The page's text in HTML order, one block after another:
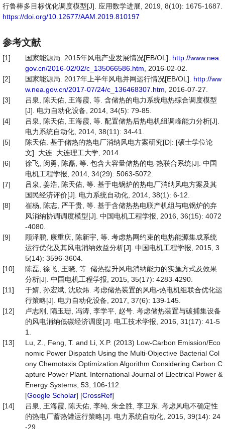
行鲁棒多目标优化调度模型[J]. 应用数学进展, 2019, 8(10): 1675-1687.
https://doi.org/10.12677/AAM.2019.810197
参考文献
[1] 国家能源局. 2015年风电产业发展情况[EB/OL]. http://www.nea.
gov.cn/2016-02/02/c_135066586.htm , 2016-02-02.
[2]
国家能源局. 2017年上半年风电并网运行情况[EB/OL]. http://ww
w.nea.gov.cn/2017-07/24/c_136468307.htm , 2016-07-27.
[3]
吕泉, 陈天佑, 王海霞, 等. 含储热的电力系统电热综合调度模型
[J]. 电力自动化设备, 2014, 34(5): 79-85.
[4]
吕泉, 陈天佑, 王海霞, 等. 配置储热后热电机组调峰能力分析[J].
电力系统自动化, 2014, 38(11): 34-41.
[5]
陈天佑. 基于储热的热电厂消纳风电方案研究[D]: [硕士学位论
文]. 大连: 大连理工大学, 2014.
[6]
徐飞, 闵勇, 陈磊, 等. 包含大容量储热的电-热联合系统[J]. 中国
电机工程学报, 2014, 34(29): 5063-5072.
[7]
吕泉, 姜浩, 陈天佑, 等. 基于电锅炉的热电厂消纳风电方案及其
国民经济评价[J]. 电力系统自动化, 2014, 38(1): 6-12.
[8]
崔杨, 陈志, 严干贵, 等. 基于含储热热电联产机组与电锅炉的弃
风消纳协调调度模型[J]. 中国电机工程学报, 2016, 36(15): 4072
-4080.
[9]
顾泽鹏, 康重庆, 陈新宇, 等. 考虑热网约束的电热能源集成系统
运行优化及其风电消纳效益分析[J]. 中国电机工程学报, 2015, 3
5(14): 3596-3604.
[10]
陈磊, 徐飞, 王晓, 等. 储热提升风电消纳能力的实施方式及效果
分析[J]. 中国电机工程学报, 2015, 35(17): 4283-4290.
[11]
于婧, 孙宏斌, 沈欣炜. 考虑储热装置的风电-热电机组联合优化运
行策略[J]. 电力自动化设备, 2017, 37(6): 139-145.
[12]
卢志刚, 隋玉珊, 冯涛, 李学平, 赵号. 考虑储热装置与碳捕集设备
的风电消纳低碳经济调度[J]. 电工技术学报, 2016, 31(17): 41-5
1.
[13]
Lu, Z., Feng, T. and Li, X.P. (2013) Low-Carbon Emission/Eco
nomic Power Dispatch Using the Multi-Objective Bacterial Col
ony Chemotaxis Optimization Algorithm Considering Carbon C
apture Power Plant. International Journal of Electrical Power &
Energy Systems, 53, 106-112.
[Google Scholar] [CrossRef]
[14]
吕泉, 王海霞, 陈天佑, 李纯, 朱全胜, 李卫东. 考虑风电不确定性
的热电厂蓄热罐运行策略[J]. 电力系统自动化, 2015, 39(14): 24
-29.